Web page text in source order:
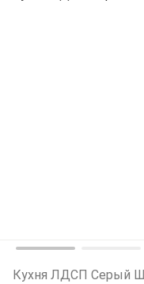
Кухня ЛДСП Серый